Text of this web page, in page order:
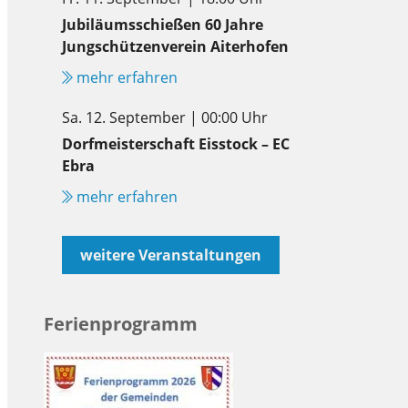
Jubiläumsschießen 60 Jahre
Jungschützenverein Aiterhofen
mehr erfahren
Sa. 12. September | 00:00 Uhr
Dorfmeisterschaft Eisstock – EC
Ebra
mehr erfahren
weitere Veranstaltungen
Ferienprogramm